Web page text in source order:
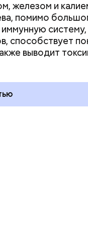
и День пьяного
России и мире 5
железом и
помимо
систему,
способствует
выводит